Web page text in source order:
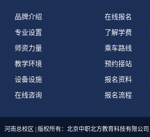
品牌介绍
专业设置
师资力量
教学环境
设备设施
在线咨询
在线报名
了解学费
乘车路线
预约接站
报名资料
报名流程
河南总校区 | 版权所有：北京中职北方教育科技有限公司